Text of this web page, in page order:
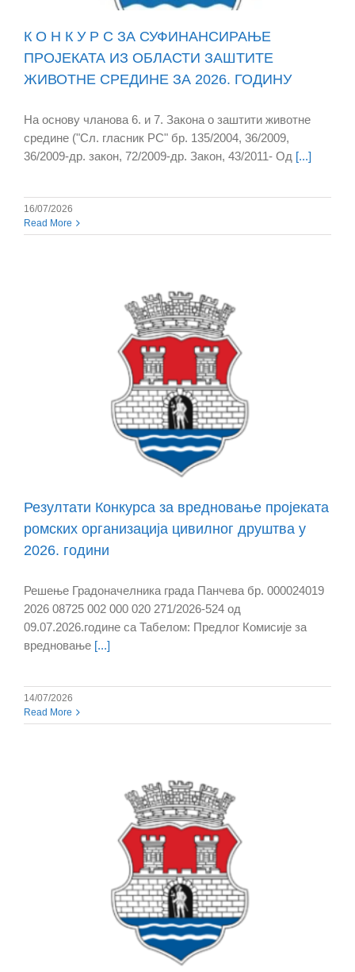
К О Н К У Р С ЗА СУФИНАНСИРАЊЕ
ПРОЈЕКАТА ИЗ ОБЛАСТИ ЗАШТИТЕ
ЖИВОТНЕ СРЕДИНЕ ЗА 2026. ГОДИНУ
На основу чланова 6. и 7. Закона о заштити животне
средине ("Сл. гласник РС" бр. 135/2004, 36/2009,
36/2009-др. закон, 72/2009-др. Закон, 43/2011- Од [...]
16/07/2026
Read More
Резултати Конкурса за вредновање пројеката
ромских организација цивилног друштва у
2026. години
Решење Градоначелника града Панчева бр. 000024019
2026 08725 002 000 020 271/2026-524 од
09.07.2026.године са Табелом: Предлог Комисије за
вредновање [...]
14/07/2026
Read More